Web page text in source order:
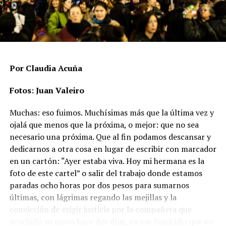
suicidios o muertes vinculadas a condiciones
estructurales, mientras que casi dos tercios son
agresiones físicas que no terminaron en muerte. Rachid
aclara que hay un subregistro, “porque hay casos donde
relacionada a la posibilidad de un crimen de odio”.
En ese punto aparece uno de los datos más significativos
año y pasaron de 73 a 147 casos, un incremento del
101,4%.
Las muertes vinculadas a crímenes de odio se mantienen
altas y con un patrón sostenido. En 2024 se registraron
67 casos (17 asesinatos, 44 muertes por violencia
estructural y 6 suicidios), mientras que en 2025 la cifra
ascendió a 80 (16 asesinatos, 53 muertes por violencia
estructural y 11 suicidios), es decir, un aumento del
El flequillo y los ojos de Agostina . Fotos: lavaca.org.
Por Claudia Acuña
Fotos: Juan Valeiro
Muchas: eso fuimos. Muchísimas más que la última vez y
ojalá que menos que la próxima, o mejor: que no sea
necesario una próxima. Que al fin podamos descansar y
dedicarnos a otra cosa en lugar de escribir con marcador
en un cartón: “Ayer estaba viva. Hoy mi hermana es la
foto de este cartel” o salir del trabajo donde estamos
paradas ocho horas por dos pesos para sumarnos
últimas, con lágrimas regando las mejillas y la
convicción de exigir justicia por la compañera que